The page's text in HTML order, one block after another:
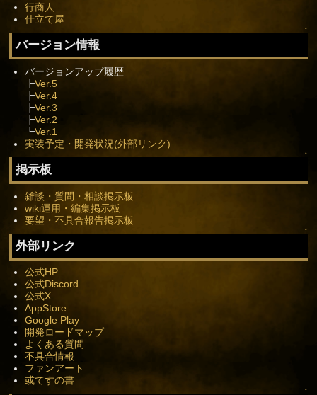
行商人
仕立て屋
↑
バージョン情報
バージョンアップ履歴
┣Ver.5
┣Ver.4
┣Ver.3
┣Ver.2
┗Ver.1
実装予定・開発状況(外部リンク)
↑
掲示板
雑談・質問・相談掲示板
wiki運用・編集掲示板
要望・不具合報告掲示板
↑
外部リンク
公式HP
公式Discord
公式X
AppStore
Google Play
開発ロードマップ
よくある質問
不具合情報
ファンアート
或てすの書
↑